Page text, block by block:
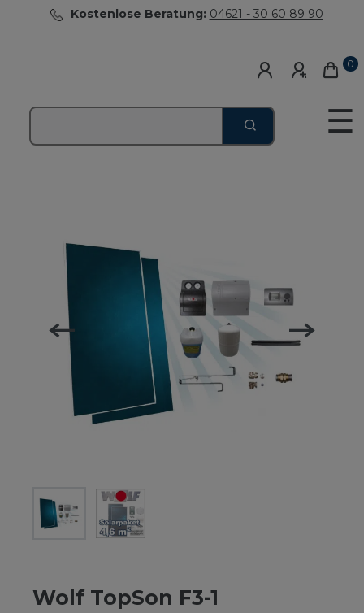
Kostenlose Beratung: 04621 - 30 60 89 90
0
☰
Wolf TopSon F3-1